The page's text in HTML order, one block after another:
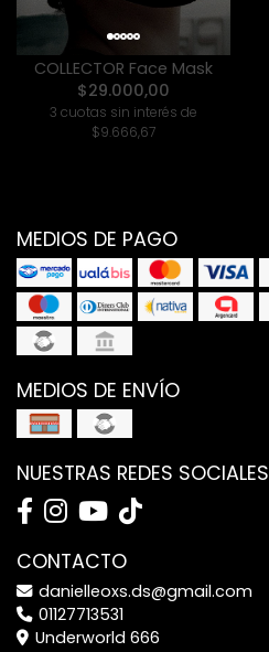
COLLECTOR Face Mask
$29.000,00
3 cuotas sin interés de
$9.666,67
MEDIOS DE PAGO
MEDIOS DE ENVÍO
NUESTRAS REDES SOCIALES
CONTACTO
danielleoxs.ds@gmail.com
01127713531
Underworld 666